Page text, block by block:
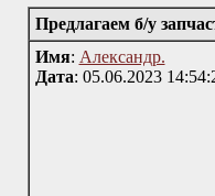
Предлагаем б/у
Имя: Александр.
Дата: 05.06.2023